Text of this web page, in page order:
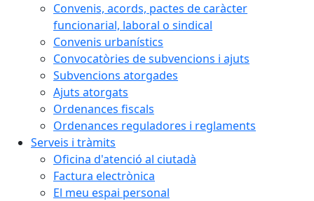
Convenis, acords, pactes de caràcter
funcionarial, laboral o sindical
Convenis urbanístics
Convocatòries de subvencions i ajuts
Subvencions atorgades
Ajuts atorgats
Ordenances fiscals
Ordenances reguladores i reglaments
Serveis i tràmits
Oficina d'atenció al ciutadà
Factura electrònica
El meu espai personal